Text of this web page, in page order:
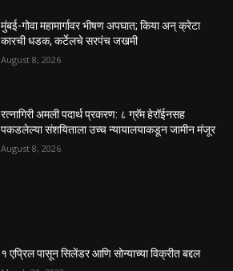
मुंबई-गोवा महामार्गावर भीषण अपघात; किया अन् क्रेटा
कारची धडक, कर्टेलचे सरपंच जखमी
August 8, 2026
रत्नागिरी अमली पदार्थ प्रकरण: ८ ग्रॅम हेरॉईनसह
पकडलेल्या संशयिताला उच्च न्यायालयाकडून जामीन मंजूर
August 8, 2026
१ एप्रिल पासून सिलेंडर आणि सोन्याच्या विक्रीत बद्दल